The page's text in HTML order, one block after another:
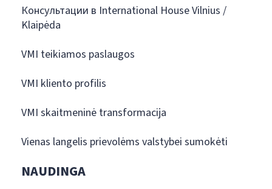
Консультации в International House Vilnius /
Klaipėda
VMI teikiamos paslaugos
VMI kliento profilis
VMI skaitmeninė transformacija
Vienas langelis prievolėms valstybei sumokėti
NAUDINGA